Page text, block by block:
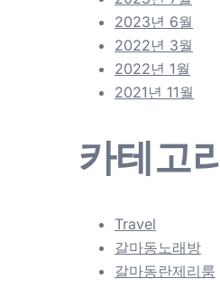
2023년 6월
2022년 3월
2022년 1월
2021년 11월
카테고리
Travel
갈마동노래방
갈마동란제리룸